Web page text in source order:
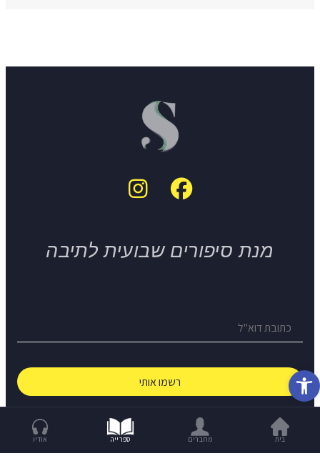
פתח סרגל נגישות
מנת סיפורים שבועית לתיבה
Build With Love -OCW בית מחברים ספרייה אודיו